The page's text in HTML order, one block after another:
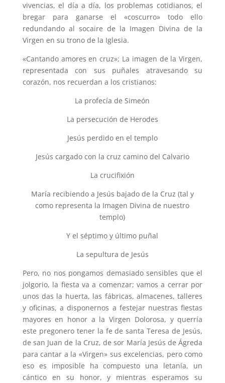
vivencias, el día a día, los problemas cotidianos, el
bregar para ganarse el «coscurro» todo ello
redundando al socaire de la Imagen Divina de la
Virgen en su trono de la Iglesia.
«Cantando amores en cruz»; La imagen de la Virgen,
representada con sus puñales atravesando su
corazón, nos recuerdan a los cristianos:
La profecía de Simeón
La persecución de Herodes
Jesús perdido en el templo
Jesús cargado con la cruz camino del Calvario
La crucifixión
María recibiendo a Jesús bajado de la Cruz (tal y
como representa la Imagen Divina de nuestro
templo)
Y el séptimo y último puñal
La sepultura de Jesús
Pero, no nos pongamos demasiado sensibles que el
jolgorio, la fiesta va a comenzar; vamos a cerrar por
unos das la huerta, las fábricas, almacenes, talleres
y oficinas, a disponernos a festejar nuestras fiestas
mayores en honor a la Virgen Dolorosa, y querría
este pregonero tener la fe de santa Teresa de Jesús,
de san Juan de la Cruz, de sor María Jesús de Ágreda
para cantar a la «Virgen» sus excelencias, pero como
eso es imposible ha compuesto una letanía, un
cántico en su honor, y mientras esperamos su